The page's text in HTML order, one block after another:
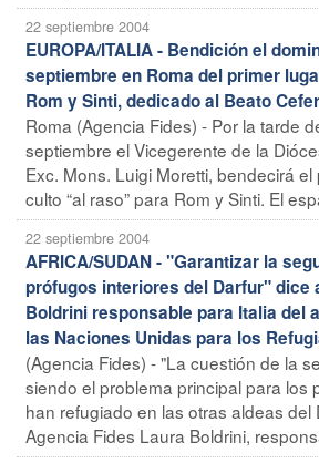
22 septiembre 2004
EUROPA/ITALIA - Bendición el
septiembre en Roma del primer
Rom y Sinti, dedicado al Beato
Roma (Agencia Fides) - Por la tarde
septiembre el Vicegerente de la
Exc. Mons. Luigi Moretti, bendecirá el
culto “al raso” para Rom y Sinti. El
22 septiembre 2004
AFRICA/SUDAN - "Garantizar la
prófugos interiores del Darfur" dice
Boldrini responsable para Italia del
las Naciones Unidas para los
(Agencia Fides) - "La cuestión de la
siendo el problema principal para los
han refugiado en las otras aldeas del
Agencia Fides Laura Boldrini,